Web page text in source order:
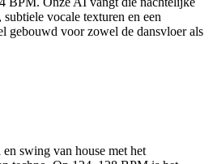
vocale texturen en een
gebouwd voor zowel de dansvloer als
swing van house met het